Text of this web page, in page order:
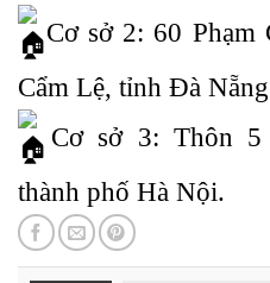
Cơ sở 2: 60 Phạm
Cẩm Lệ, tỉnh Đà
Cơ sở 3: Thôn 5
thành phố Hà Nội.